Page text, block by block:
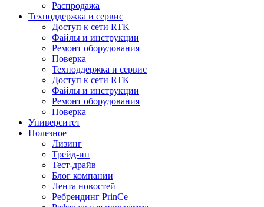
Распродажа
Техподдержка и сервис
Доступ к сети RTK
Файлы и инструкции
Ремонт оборудования
Поверка
Техподдержка и сервис
Доступ к сети RTK
Файлы и инструкции
Ремонт оборудования
Поверка
Университет
Полезное
Лизинг
Трейд-ин
Тест-драйв
Блог компании
Лента новостей
Ребрендинг PrinCe